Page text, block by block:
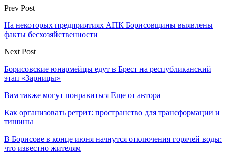
Prev Post
На некоторых предприятиях АПК Борисовщины выявлены
факты бесхозяйственности
Next Post
Борисовские юнармейцы едут в Брест на республиканский
этап «Зарницы»
Вам также могут понравиться Еще от автора
Как организовать ретрит: пространство для трансформации и
тишины
В Борисове в конце июня начнутся отключения горячей воды:
что известно жителям